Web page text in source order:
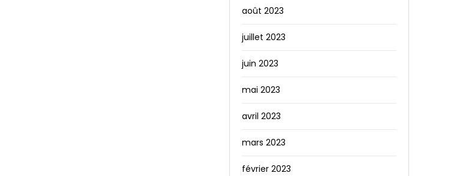
août 2023
juillet 2023
juin 2023
mai 2023
avril 2023
mars 2023
février 2023